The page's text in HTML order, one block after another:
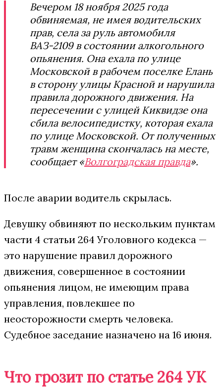
Вечером 18 ноября 2025 года
обвиняемая, не имея водительских
прав, села за руль автомобиля
ВАЗ-2109 в состоянии алкогольного
опьянения. Она ехала по улице
Московской в рабочем поселке Елань
в сторону улицы Красной и нарушила
правила дорожного движения. На
пересечении с улицей Киквидзе она
сбила велосипедистку, которая ехала
по улице Московской. От полученных
травм женщина скончалась на месте,
сообщает «Волгоградская правда».
После аварии водитель скрылась.
Девушку обвиняют по нескольким пунктам
части 4 статьи 264 Уголовного кодекса —
это нарушение правил дорожного
движения, совершенное в состоянии
опьянения лицом, не имеющим права
управления, повлекшее по
неосторожности смерть человека.
Судебное заседание назначено на 16 июня.
Что грозит по статье 264 УК